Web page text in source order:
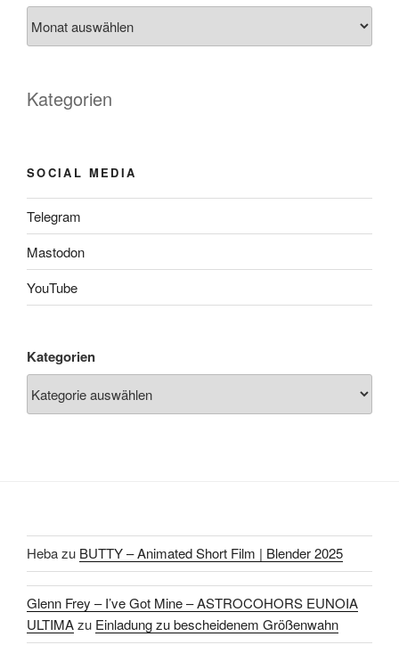
Kategorien
SOCIAL MEDIA
Telegram
Mastodon
YouTube
Kategorien
Hebazu BUTTY – Animated Short Film | Blender 2025
Glenn Frey – I’ve Got Mine – ASTROCOHORS EUNOIA
ULTIMAzu Einladung zu bescheidenem Größenwahn